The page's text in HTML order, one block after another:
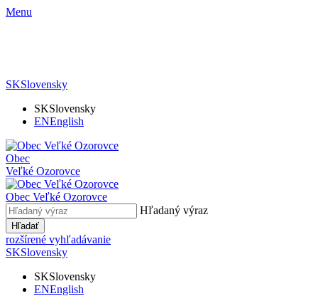
Menu
SKSlovensky
SKSlovensky
ENEnglish
Obec
Veľké Ozorovce
Obec Veľké Ozorovce
Hľadaný výraz
Hľadať
rozšírené vyhľadávanie
SKSlovensky
SKSlovensky
ENEnglish